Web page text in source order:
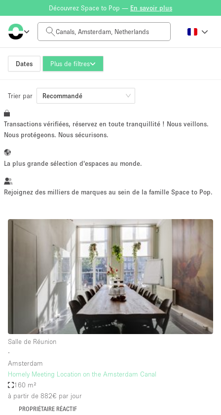
Découvrez Space to Pop — En savoir plus
Dates Plus de filtres
Tarif à la journée
0€
Taille de l'espace
~ 13 personnes
Vente au
détail
Showroom Événement Art Alimentation
Conférence Réunion Bureaux
Local
Commercial
Partagé
Type de l'espace
Atelier
Bateau
Trier par Recommandé
Transactions vérifiées, réservez en toute tranquillité ! Nous veillons.
Nous protégeons. Nous sécurisons.
La plus grande sélection d'espaces au monde.
Rejoignez des milliers de marques au sein de la famille Space to Pop.
Salle de Réunion
∙
Amsterdam
Homely Meeting Location on the Amsterdam Canal
160 m²
à partir de 882€ par jour
PROPRIÉTAIRE RÉACTIF